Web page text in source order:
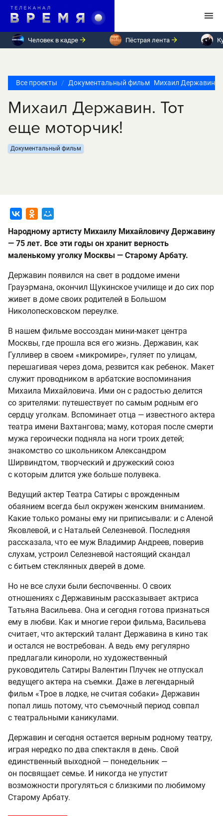
Человек в кадре Пёстрая лента
Все проекты Документальный фильм Михаил Державин.
Михаил Державин. Тот
еще моторчик!
Документальный фильм
Народному артисту Михаилу Михайловичу Державину
— 75 лет. Все эти годы он хранит верность
маленькому уголку Москвы — Старому Арбату.
Державин появился на свет в роддоме имени
Грауэрмана, окончил Щукинское училище и до сих пор
живет в доме своих родителей в Большом
Николопесковском переулке.
В нашем фильме воссоздан мини-макет центра
Москвы, где прошла вся его жизнь. Державин, как
Гулливер в своем «микромире», гуляет по улицам,
перешагивая через дома, резвится как ребенок. Макет
служит проводником в арбатские воспоминания
Михаила Михайловича. Ими он с радостью делится
со зрителями: путешествует по самым родным его
сердцу уголкам. Вспоминает отца — известного актера
театра имени Вахтангова; маму, которая после смерти
мужа героически подняла на ноги троих детей;
знакомство со школьником Александром
Ширвиндтом, творческий и дружеский союз
с которым длится уже больше полувека.
Ведущий актер Театра Сатиры с врожденным
обаянием всегда был окружен женским вниманием.
Какие только романы ему ни приписывали: и с Аленой
Яковлевой, и с Натальей Селезневой. Последняя
рассказала, что ее муж Владимир Андреев, поверив
слухам, устроил Селезневой настоящий скандал
с битьем стеклянных дверей в доме.
Но не все слухи были беспочвенны. О своих
отношениях с Державиным рассказывает актриса
Татьяна Васильева. Она и сегодня готова признаться
ему в любви. Как и многие герои фильма, Васильева
считает, что актерский талант Державина в кино так
и остался не востребован. А ведь ему регулярно
предлагали кинороли, но художественный
руководитель Сатиры Валентин Плучек не отпускал
ведущего актера на съемки. Даже в легендарный
фильм «Трое в лодке, не считая собаки» Державин
попал лишь потому, что съемочный период совпал
с театральными каникулами.
Державин и сегодня остается верным родному театру,
играя нередко по два спектакля в день. Свой
единственный выходной — понедельник —
он посвящает семье. И никогда не упустит
возможности прогуляться с близкими по любимому
Старому Арбату.